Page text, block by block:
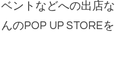
ントなどへの出店な
のPOP UP STOREを